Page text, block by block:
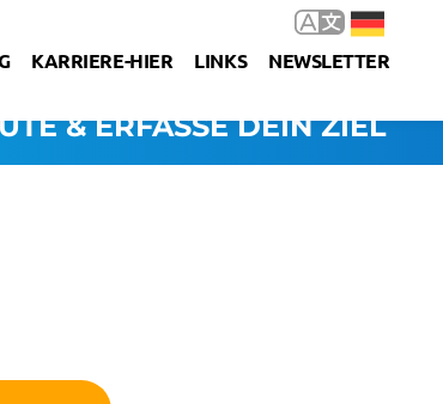
KARRIERE-HIER LINKS NEWSLETTER
& ERFASSE DEIN ZIEL